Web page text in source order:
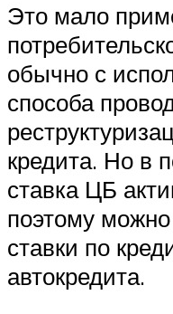
Это мало
обычно с
способа
кредита. Но в
ставка ЦБ
поэтому
ставки по
автокредита.